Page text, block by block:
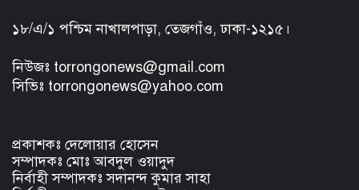
১৮/এ/১ পশ্চিম নাখালপাড়া, তেজগাঁও, ঢাকা-১২১৫।
নিউজঃ torrongonews@gmail.com
সিভিঃ torrongonews@yahoo.com
প্রকাশকঃ দেলোয়ার হোসেন
সম্পাদকঃ মোঃ আবদুল ওয়াদুদ
নির্বাহী সম্পাদকঃ সদানন্দ কুমার সাহা